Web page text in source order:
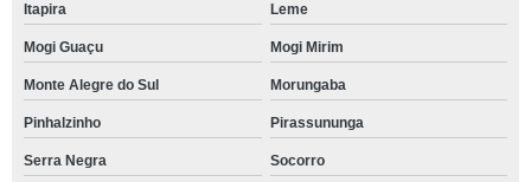
Itapira Leme
Mogi Guaçu Mogi Mirim
Monte Alegre do Sul Morungaba
Pinhalzinho Pirassununga
Serra Negra Socorro